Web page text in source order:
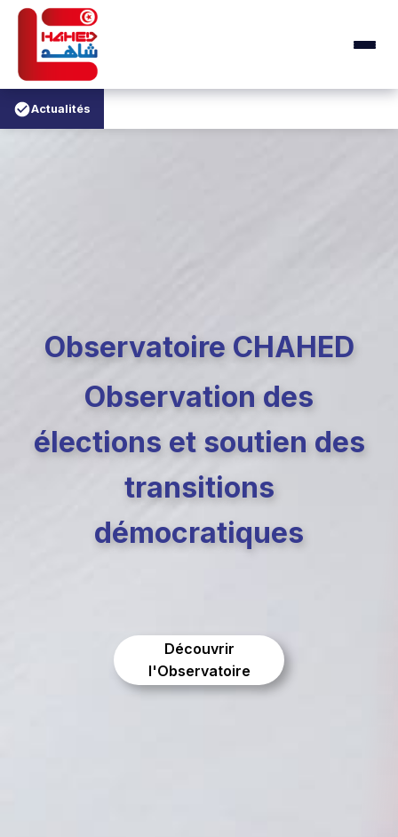
Actualités
Observatoire CHAHED
Observation des
élections et soutien des
transitions
démocratiques
Découvrir
l'Observatoire